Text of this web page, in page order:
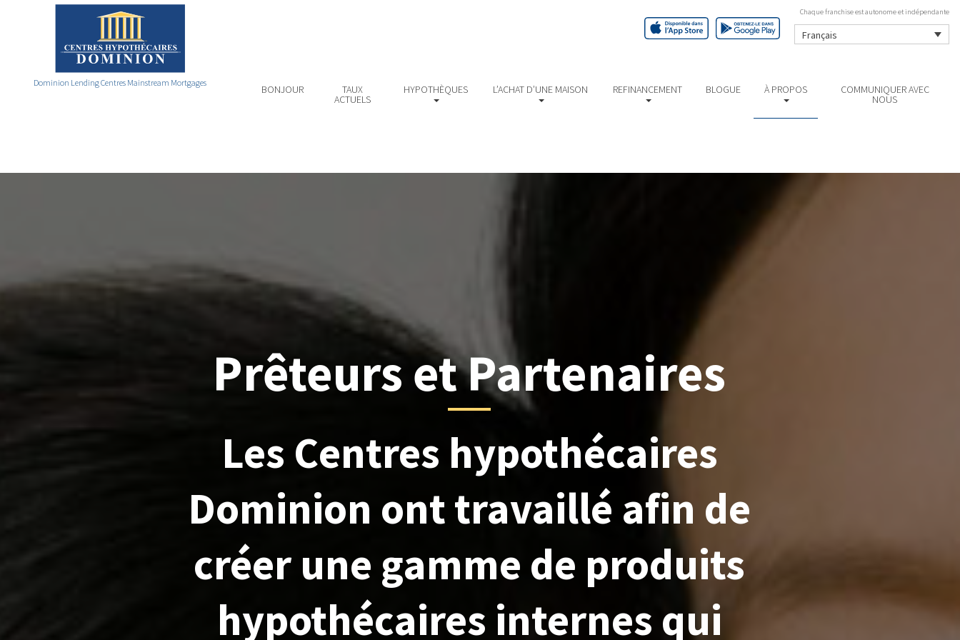
Dominion Lending Centres Mainstream Mortgages
Chaque franchise est autonome et indépendante
Français
BONJOUR TAUX
ACTUELS
HYPOTHÈQUES L’ACHAT D’UNE MAISON REFINANCEMENT BLOGUE À PROPOS COMMUNIQUER AVEC
NOUS
Prêteurs et Partenaires
Les Centres hypothécaires
Dominion ont travaillé afin de
créer une gamme de produits
hypothécaires internes qui